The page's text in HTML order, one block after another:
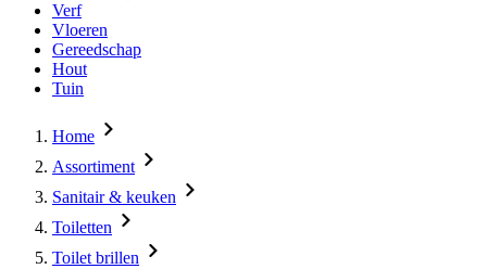
Verf
Vloeren
Gereedschap
Hout
Tuin
Home
Assortiment
Sanitair & keuken
Toiletten
Toilet brillen